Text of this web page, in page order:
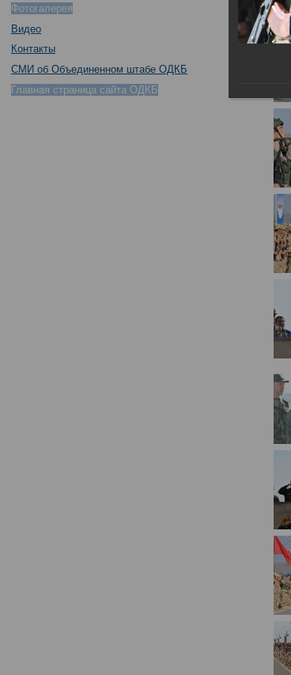
Фотогалерея
Видео
Контакты
СМИ об Объединенном штабе ОДКБ
Главная страница сайта ОДКБ